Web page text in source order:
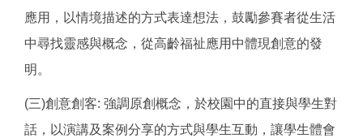
應用，以情境描述的方式表達想法，鼓勵參賽者從生活
中尋找靈感與概念，從高齡福祉應用中體現創意的發
明。
(三)創意創客: 強調原創概念，於校園中的直接與學生對
話，以演講及案例分享的方式與學生互動，讓學生體會